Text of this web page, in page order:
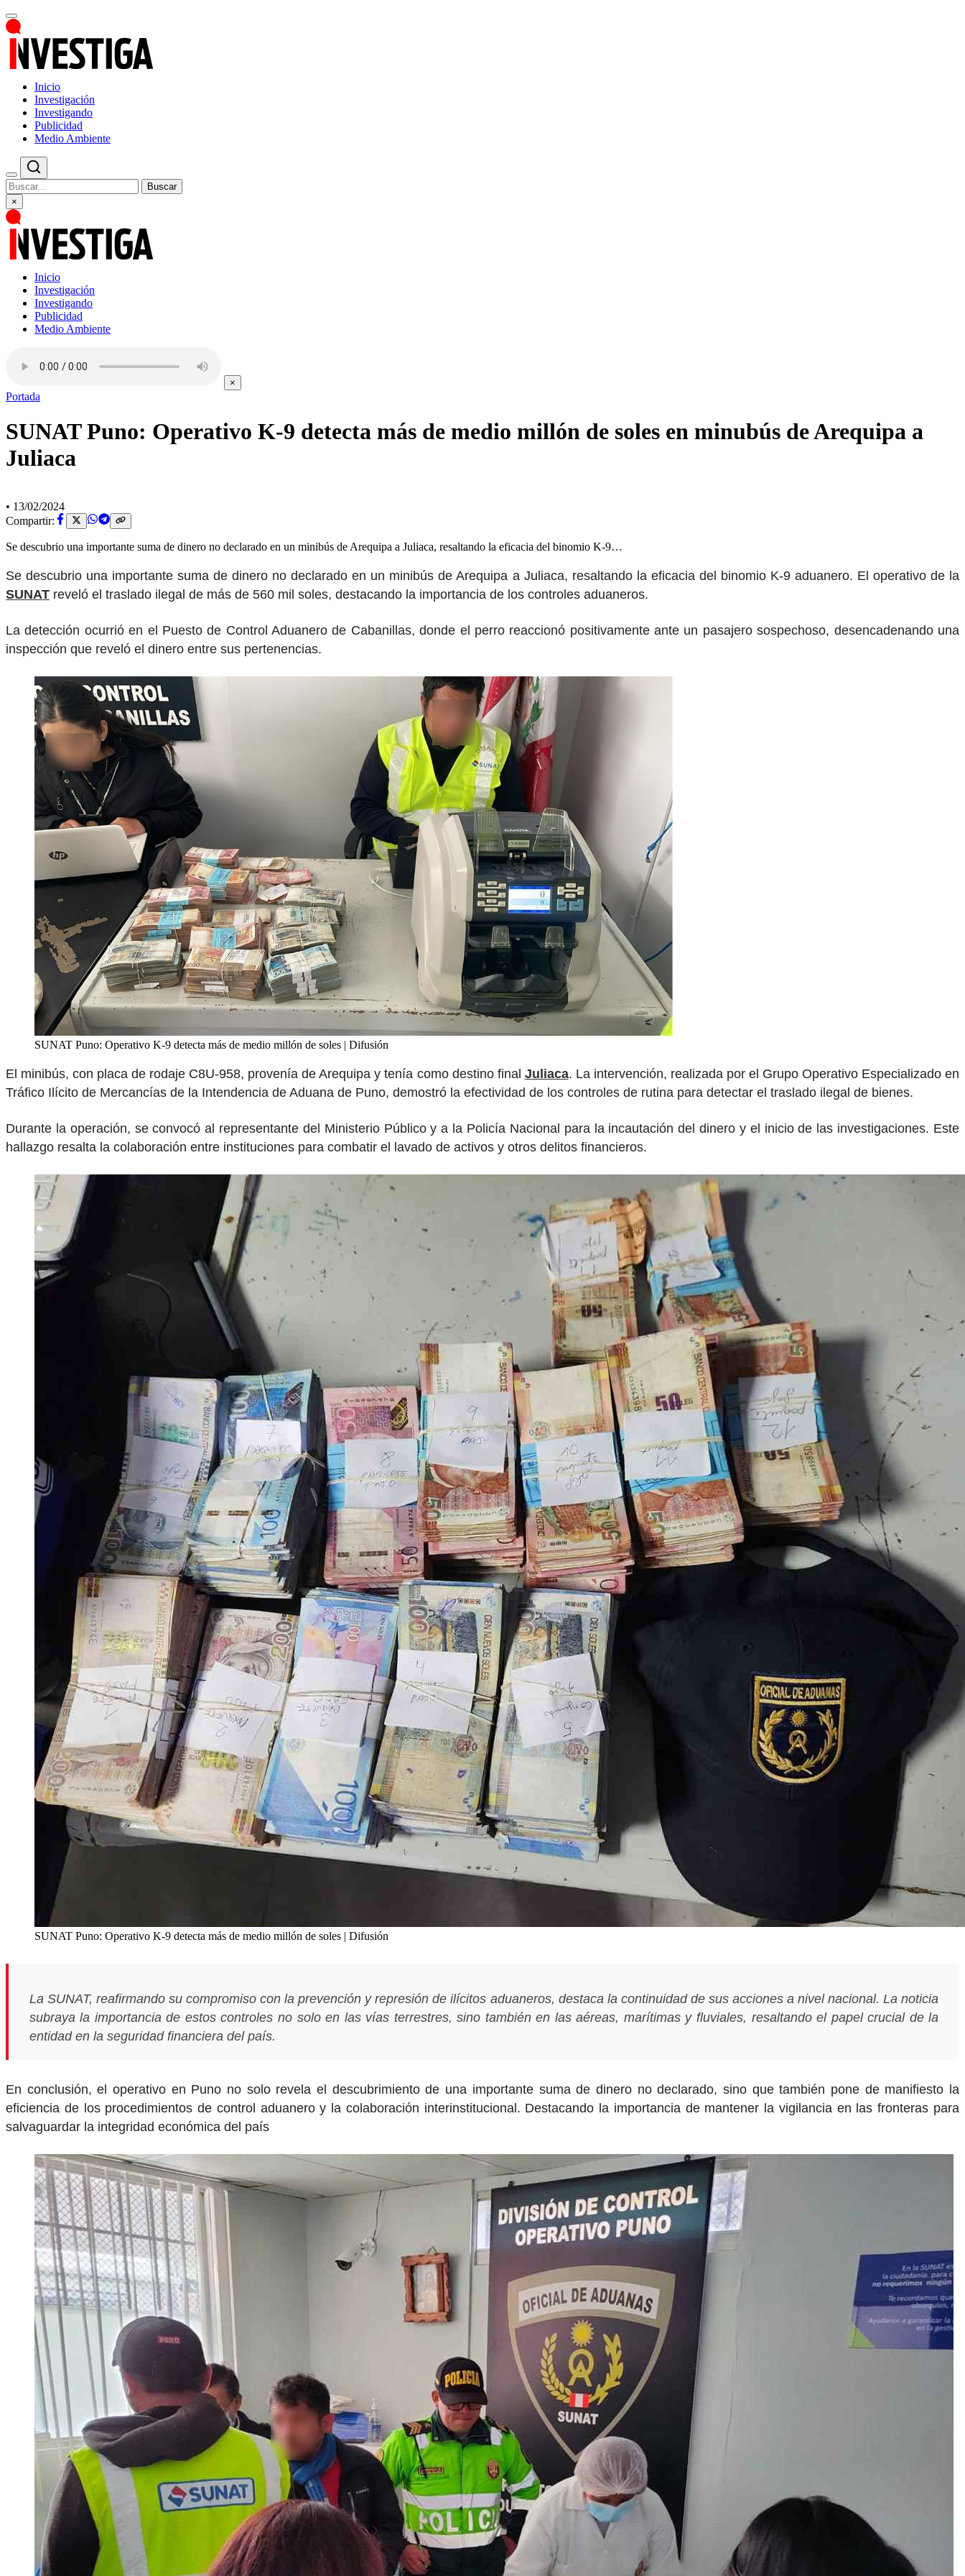
Inicio
Investigación
Investigando
Publicidad
Medio Ambiente
Buscar
×
Inicio
Investigación
Investigando
Publicidad
Medio Ambiente
×
Portada
SUNAT Puno: Operativo K-9 detecta más de medio millón de soles en minubús de Arequipa a
Juliaca
• 13/02/2024
Compartir:
Se descubrio una importante suma de dinero no declarado en un minibús de Arequipa a Juliaca, resaltando la eficacia del binomio K-9…
Se descubrio una importante suma de dinero no declarado en un minibús de Arequipa a Juliaca, resaltando la eficacia del binomio K-9 aduanero. El operativo de la
SUNAT reveló el traslado ilegal de más de 560 mil soles, destacando la importancia de los controles aduaneros.
La detección ocurrió en el Puesto de Control Aduanero de Cabanillas, donde el perro reaccionó positivamente ante un pasajero sospechoso, desencadenando una
inspección que reveló el dinero entre sus pertenencias.
SUNAT Puno: Operativo K-9 detecta más de medio millón de soles | Difusión
El minibús, con placa de rodaje C8U-958, provenía de Arequipa y tenía como destino final Juliaca. La intervención, realizada por el Grupo Operativo Especializado en
Tráfico Ilícito de Mercancías de la Intendencia de Aduana de Puno, demostró la efectividad de los controles de rutina para detectar el traslado ilegal de bienes.
Durante la operación, se convocó al representante del Ministerio Público y a la Policía Nacional para la incautación del dinero y el inicio de las investigaciones. Este
hallazgo resalta la colaboración entre instituciones para combatir el lavado de activos y otros delitos financieros.
SUNAT Puno: Operativo K-9 detecta más de medio millón de soles | Difusión
La SUNAT, reafirmando su compromiso con la prevención y represión de ilícitos aduaneros, destaca la continuidad de sus acciones a nivel nacional. La noticia
subraya la importancia de estos controles no solo en las vías terrestres, sino también en las aéreas, marítimas y fluviales, resaltando el papel crucial de la
entidad en la seguridad financiera del país.
En conclusión, el operativo en Puno no solo revela el descubrimiento de una importante suma de dinero no declarado, sino que también pone de manifiesto la
eficiencia de los procedimientos de control aduanero y la colaboración interinstitucional. Destacando la importancia de mantener la vigilancia en las fronteras para
salvaguardar la integridad económica del país